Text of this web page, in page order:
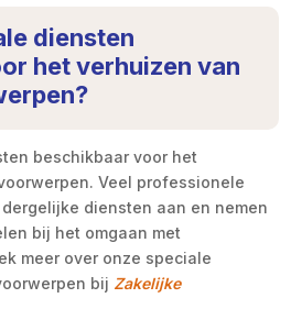
diensten
het verhuizen van
beschikbaar voor het
Veel professionele
diensten aan en nemen
bij het omgaan met
meer over onze speciale
bij Zakelijke